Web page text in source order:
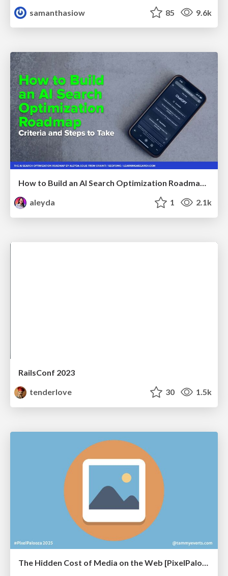
samanthasiow
85 9.6k
How to Build an AI Search Optimization Roadmap - Criteria and Steps to Take #SEOIRL
aleyda
1 2.1k
RailsConf 2023
tenderlove
30 1.5k